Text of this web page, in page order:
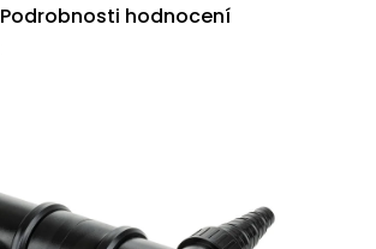
Podrobnosti hodnocení